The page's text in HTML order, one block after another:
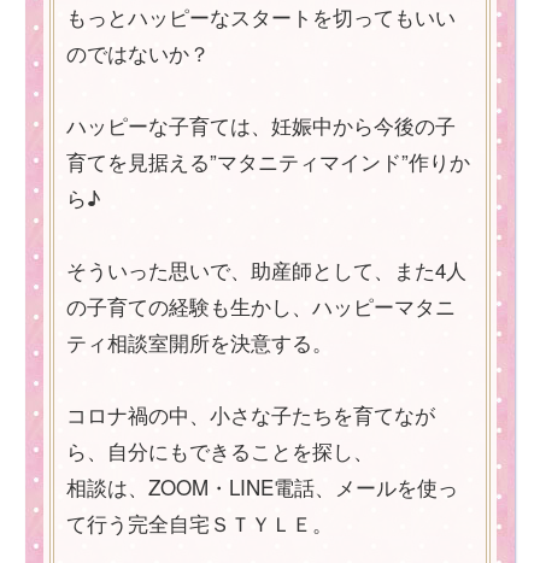
もっとハッピーなスタートを切ってもいい
のではないか？
ハッピーな子育ては、妊娠中から今後の子
育てを見据える”マタニティマインド”作りか
ら♪
そういった思いで、助産師として、また4人
の子育ての経験も生かし、ハッピーマタニ
ティ相談室開所を決意する。
コロナ禍の中、小さな子たちを育てなが
ら、自分にもできることを探し、
相談は、ZOOM・LINE電話、メールを使っ
て行う完全自宅ＳＴＹＬＥ。